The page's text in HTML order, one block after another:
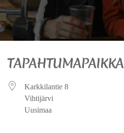
TAPAHTUMAPAIKKA
Karkkilantie 8
Vihtijärvi
Uusimaa